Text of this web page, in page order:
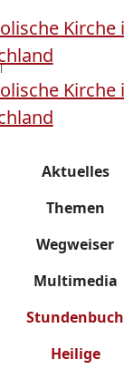
Aktuelles
Themen
Wegweiser
Multimedia
Stundenbuch
Heilige